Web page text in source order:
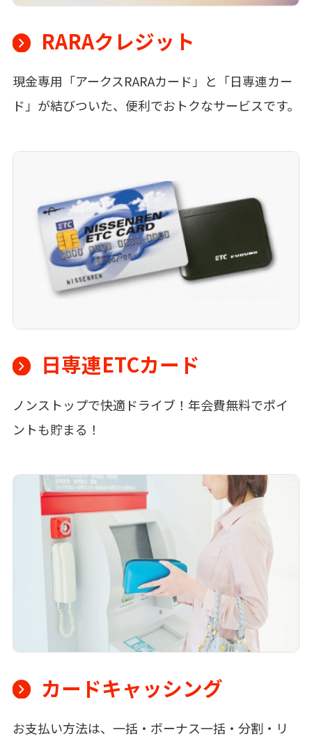
RARAクレジット
現金専用「アークスRARAカード」と「日専連カー
ド」が結びついた、便利でおトクなサービスです。
日専連ETCカード
ノンストップで快適ドライブ！年会費無料でポイ
ントも貯まる！
カードキャッシング
お支払い方法は、一括・ボーナス一括・分割・リ